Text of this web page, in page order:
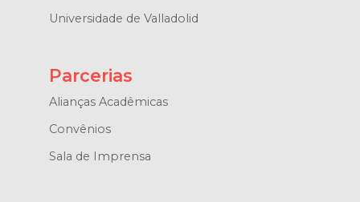
Universidade de Valladolid
Parcerias
Alianças Acadêmicas
Convênios
Sala de Imprensa